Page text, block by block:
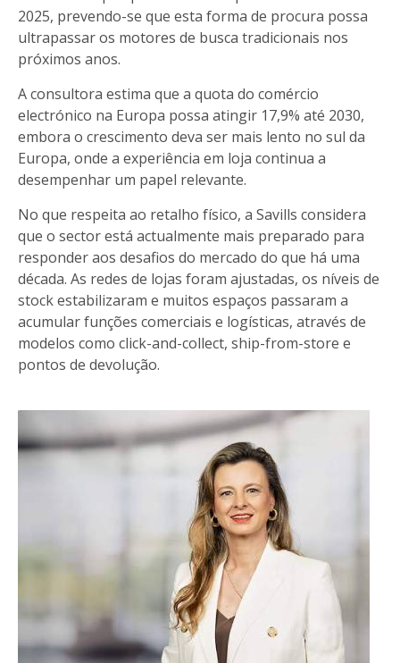
2025, prevendo-se que esta forma de procura possa
ultrapassar os motores de busca tradicionais nos
próximos anos.
A consultora estima que a quota do comércio
electrónico na Europa possa atingir 17,9% até 2030,
embora o crescimento deva ser mais lento no sul da
Europa, onde a experiência em loja continua a
desempenhar um papel relevante.
No que respeita ao retalho físico, a Savills considera
que o sector está actualmente mais preparado para
responder aos desafios do mercado do que há uma
década. As redes de lojas foram ajustadas, os níveis de
stock estabilizaram e muitos espaços passaram a
acumular funções comerciais e logísticas, através de
modelos como click-and-collect, ship-from-store e
pontos de devolução.